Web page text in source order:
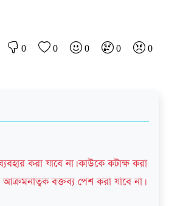
0 0 0 0 0
করা যাবে না। কাউকে কটাক্ষ করা
আক্রমনাত্বক বক্তব্য পেশ করা যাবে না।